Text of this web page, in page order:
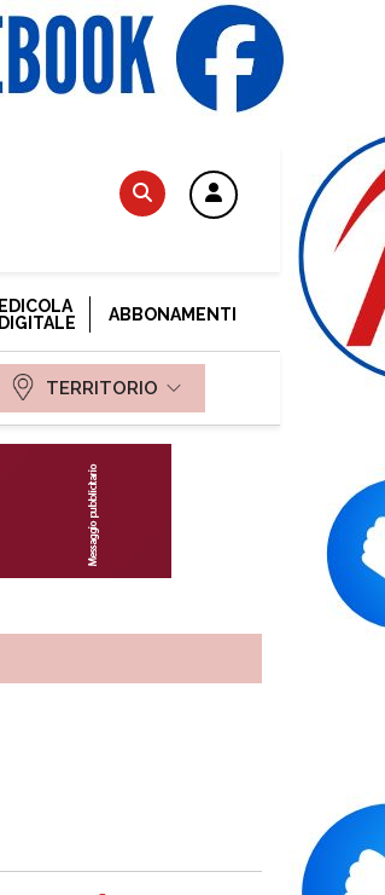
EDICOLA
DIGITALE
ABBONAMENTI
TERRITORIO